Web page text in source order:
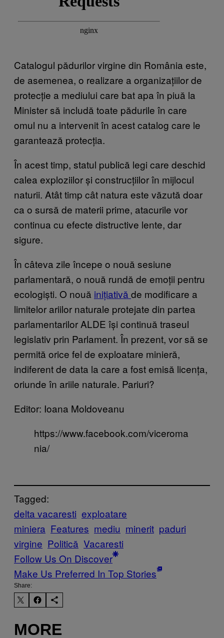
Catalogul pădurilor virgine din România este,
de asemenea, o realizare a organizațiilor de
protecție a mediului care bat apa în piuă la
Minister să includă toate pădurile în care
omul nu a intervenit în acest catalog care le
garantează protecția.
În acest timp, statul publică legi care deschid
calea exploziilor și construcțiilor în mijlocul
naturii. Atât timp cât natura este văzută doar
ca o sursă de materii prime, atacurile vor
continua cu efecte distructive lente, dar
sigure.
În câteva zile începe o nouă sesiune
parlamentară, o nouă rundă de emoții pentru
ecologiști. O nouă inițiativă de modificare a
limitelor ariilor naturale protejate din partea
parlamentarilor ALDE își continuă traseul
legislativ prin Parlament. În prezent, vor să se
permită orice fel de exploatare minieră,
indiferent de data la care a fost emisă licența,
oriunde în ariile naturale. Pariuri?
Editor: Ioana Moldoveanu
https://www.facebook.com/viceroma
nia/
Tagged:
delta vacaresti exploatare
miniera Features mediu minerit paduri
virgine Politică Vacaresti
Follow Us On Discover
Make Us Preferred In Top Stories
Share:
MORE